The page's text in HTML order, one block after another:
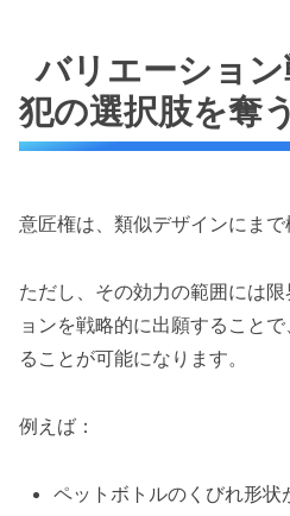
バリエーショ
犯の選択肢を奪う
意匠権は、類似デザインにまで
ただし、その効力の範囲には
ョンを戦略的に出願すること
ることが可能になります。
例えば：
ペットボトルのくびれ形状